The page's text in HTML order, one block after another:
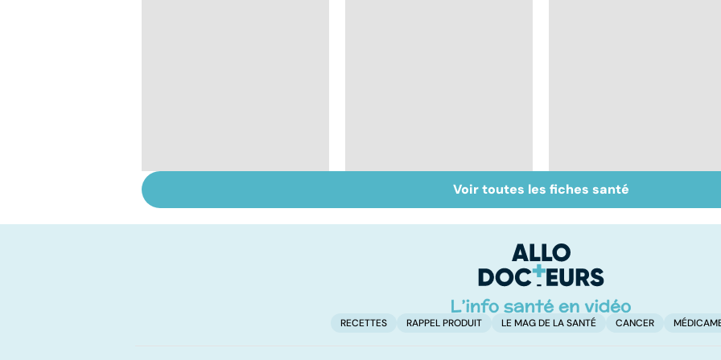
un caillot dans
Mediator® : les
cardiologues en
Mediator® : le
scandale sanitaire
Voir toutes les fiches santé
RECETTES RAPPEL PRODUIT LE MAG DE LA SANTÉ CANCER